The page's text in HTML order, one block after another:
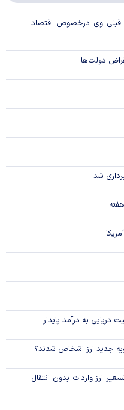
قبلی وی درخصوص اقتصاد
دولت‌ها
شد
دریایی به درآمد پایدار
جدید ارز اشخاص شدند؟
ارز واردات بدون انتقال